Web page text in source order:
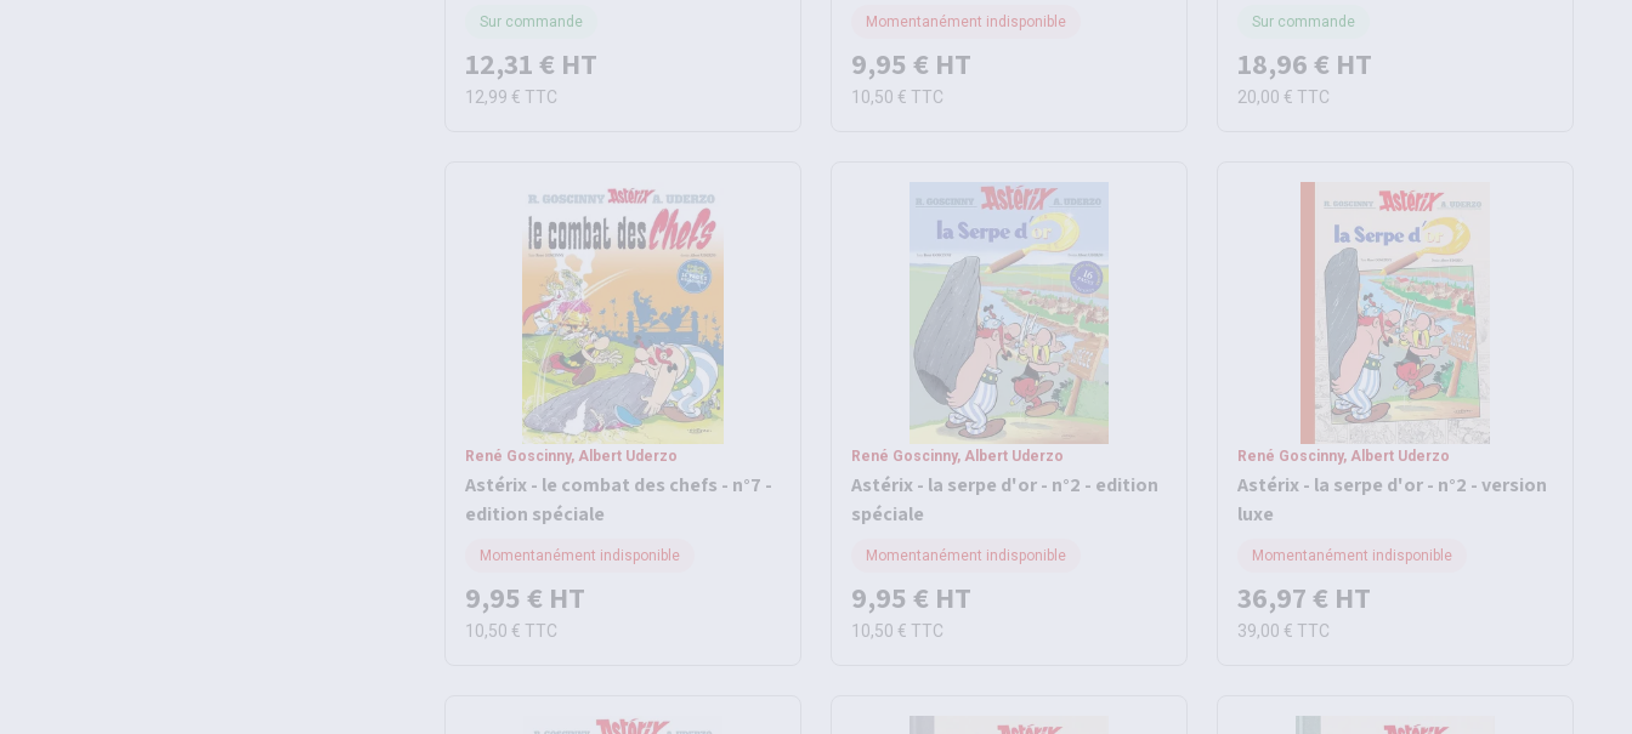
Sur commande
12,31 € HT
12,99 € TTC
Momentanément indisponible
9,95 € HT
10,50 € TTC
Sur commande
18,96 € HT
20,00 € TTC
René Goscinny, Albert Uderzo
Astérix - le combat des chefs - n°7 -
edition spéciale
Momentanément indisponible
9,95 € HT
10,50 € TTC
René Goscinny, Albert Uderzo
Astérix - la serpe d'or - n°2 - edition
spéciale
Momentanément indisponible
9,95 € HT
10,50 € TTC
René Goscinny, Albert Uderzo
Astérix - la serpe d'or - n°2 - version
luxe
Momentanément indisponible
36,97 € HT
39,00 € TTC